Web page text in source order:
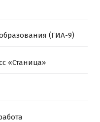
(ГИА-9)
«Станица»